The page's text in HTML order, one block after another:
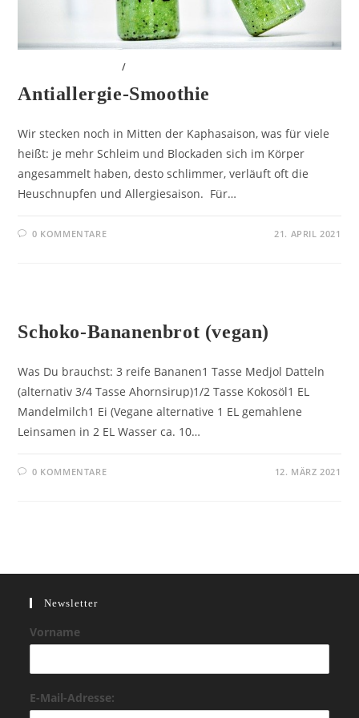
/
Antiallergie-Smoothie
Wir stecken noch in Mitten der Kaphasaison, was für viele
heißt: je mehr Schleim und Blockaden sich im Körper
angesammelt haben, desto schlimmer, verläuft oft die
Heuschnupfen und Allergiesaison. Für…
0 KOMMENTARE 21. APRIL 2021
Schoko-Bananenbrot (vegan)
Was Du brauchst: 3 reife Bananen1 Tasse Medjol Datteln
(alternativ 3/4 Tasse Ahornsirup)1/2 Tasse Kokosöl1 EL
Mandelmilch1 Ei (Vegane alternative 1 EL gemahlene
Leinsamen in 2 EL Wasser ca. 10…
0 KOMMENTARE 12. MÄRZ 2021
Newsletter
Vorname
E-Mail-Adresse: